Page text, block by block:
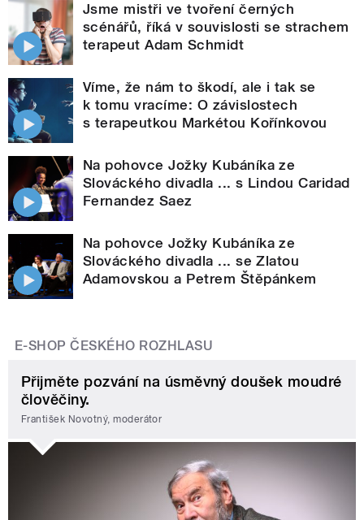
Jsme mistři ve tvoření černých
scénářů, říká v souvislosti se strachem
terapeut Adam Schmidt
Víme, že nám to škodí, ale i tak se
k tomu vracíme: O závislostech
s terapeutkou Markétou Kořínkovou
Na pohovce Jožky Kubáníka ze
Slováckého divadla ... s Lindou Caridad
Fernandez Saez
Na pohovce Jožky Kubáníka ze
Slováckého divadla ... se Zlatou
Adamovskou a Petrem Štěpánkem
E-SHOP ČESKÉHO ROZHLASU
Přijměte pozvání na úsměvný doušek moudré
člověčiny.
František Novotný, moderátor